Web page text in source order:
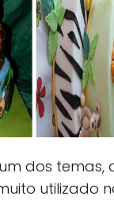
dos temas,
utilizado